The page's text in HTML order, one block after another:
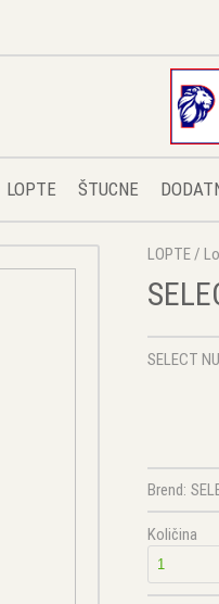
LOPTE ŠTUCNE
LOPTE/
SELECT
Brend:
Količina